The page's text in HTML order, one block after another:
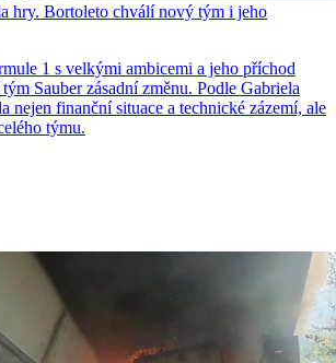
hry. Bortoleto chválí nový tým i jeho
1 s velkými ambicemi a jeho příchod
Sauber zásadní změnu. Podle Gabriela
nejen finanční situace a technické zázemí, ale
týmu.